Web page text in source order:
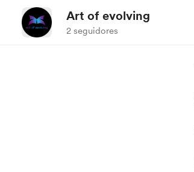
Art of evolving
2 seguidores